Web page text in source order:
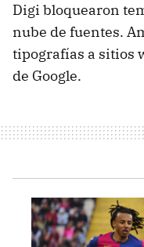
Digi bloquearon
nube de fuentes.
tipografías a sitios
de Google.